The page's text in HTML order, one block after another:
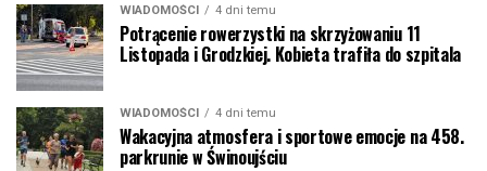
WIADOMOŚCI 4 dni temu
Potrącenie rowerzystki na skrzyżowaniu 11
Listopada i Grodzkiej. Kobieta trafiła do szpitala
WIADOMOŚCI 4 dni temu
Wakacyjna atmosfera i sportowe emocje na 458.
parkrunie w Świnoujściu